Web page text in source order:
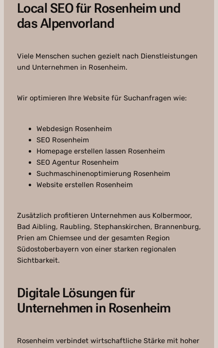
Local SEO für Rosenheim und
das Alpenvorland
Viele Menschen suchen gezielt nach Dienstleistungen
und Unternehmen in Rosenheim.
Wir optimieren Ihre Website für Suchanfragen wie:
Webdesign Rosenheim
SEO Rosenheim
Homepage erstellen lassen Rosenheim
SEO Agentur Rosenheim
Suchmaschinenoptimierung Rosenheim
Website erstellen Rosenheim
Zusätzlich profitieren Unternehmen aus Kolbermoor,
Bad Aibling, Raubling, Stephanskirchen, Brannenburg,
Prien am Chiemsee und der gesamten Region
Südostoberbayern von einer starken regionalen
Sichtbarkeit.
Digitale Lösungen für
Unternehmen in Rosenheim
Rosenheim verbindet wirtschaftliche Stärke mit hoher